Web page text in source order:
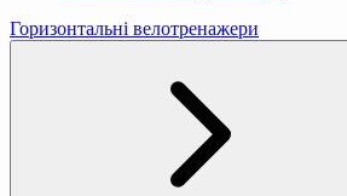
Горизонтальні велотренажери